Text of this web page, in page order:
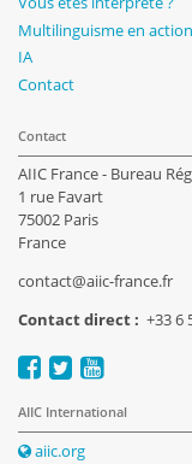
Multilinguisme en action
IA
Contact
Contact
AIIC France - Bureau
1 rue Favart
75002 Paris
France
contact@aiic-france.fr
Contact direct : +33 6
AIIC International
aiic.org